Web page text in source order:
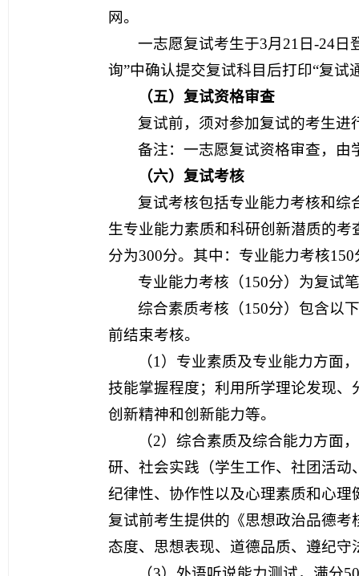
网。
一志愿复试考生于3月21日-24日
询”中确认提交复试科目后打印“复
（五）复试资格审查
复试前，须对参加复试的考生进
备注：一志愿复试资格审查，
（六）复试考核
复试考核包括专业能力考核和
生专业能力素质和科研创新潜质的
分为300分。其中：专业能力考核
专业能力考核（150分）为复试
综合素质考核（150分）包含以
前结束考核。
（1）专业素质及专业能力方面
技能掌握程度；利用所学理论发现
创新精神和创新能力等。
（2）综合素质及综合能力方面
研、社会实践（学生工作、社团活
纪律性、协作性以及心理素质和心
复试前考生提供的《思想政治品德
态度、思想表现、道德品质、遵纪守